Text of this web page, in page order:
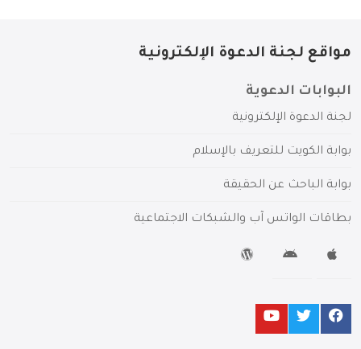
مواقع لجنة الدعوة الإلكترونية
البوابات الدعوية
لجنة الدعوة الإلكترونية
بوابة الكويت للتعريف بالإسلام
بوابة الباحث عن الحقيقة
بطاقات الواتس آب والشبكات الاجتماعية